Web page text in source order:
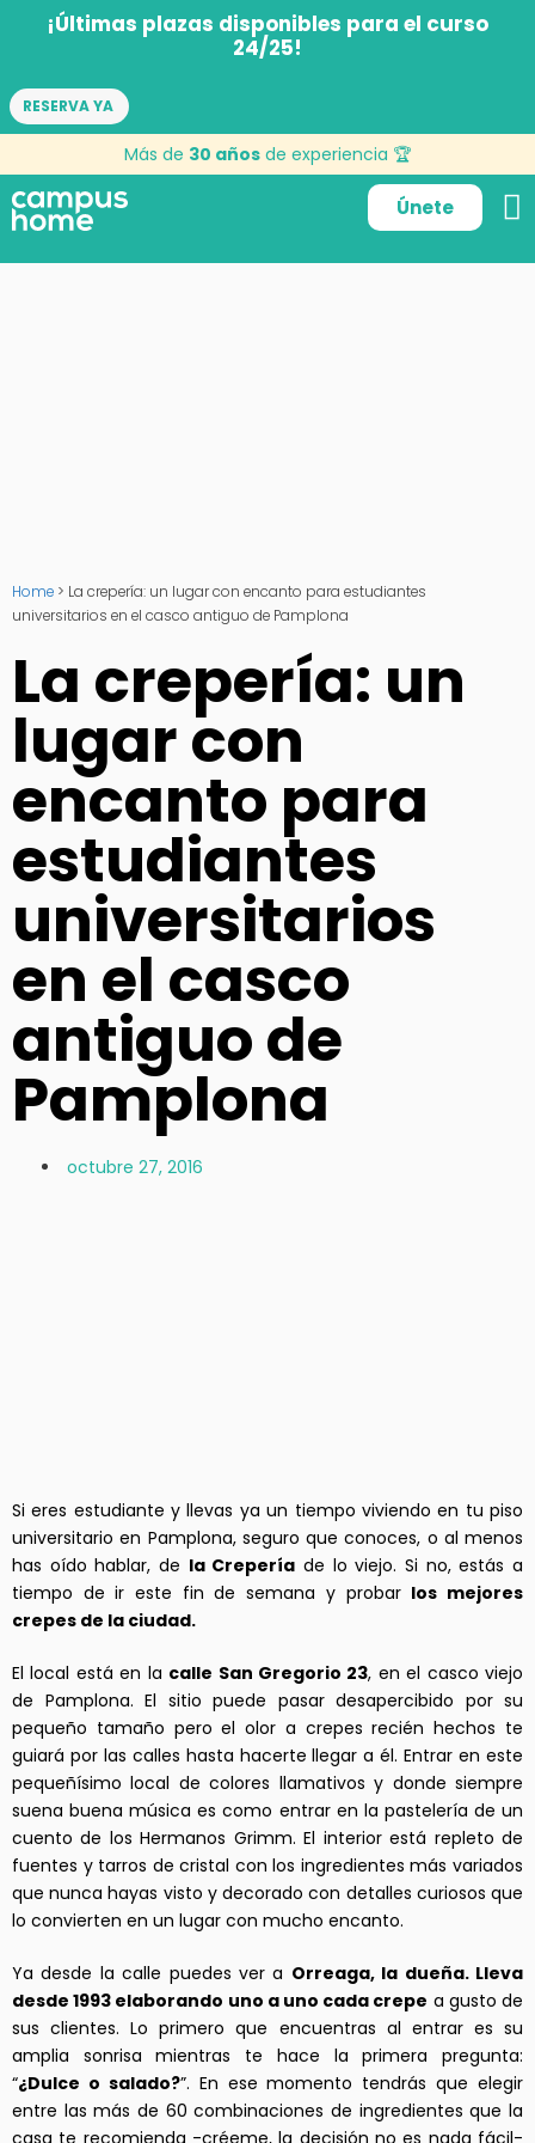
¡Últimas plazas disponibles para el curso
24/25!
RESERVA YA
Más de 30 años de experiencia 🏆
Únete
Home > La crepería: un lugar con encanto para estudiantes
universitarios en el casco antiguo de Pamplona
La crepería: un
lugar con
encanto para
estudiantes
universitarios
en el casco
antiguo de
Pamplona
octubre 27, 2016
Si eres estudiante y llevas ya un tiempo viviendo en tu piso
universitario en Pamplona, seguro que conoces, o al menos
has oído hablar, de la Crepería de lo viejo. Si no, estás a
tiempo de ir este fin de semana y probar los mejores
crepes de la ciudad.
El local está en la calle San Gregorio 23, en el casco viejo
de Pamplona. El sitio puede pasar desapercibido por su
pequeño tamaño pero el olor a crepes recién hechos te
guiará por las calles hasta hacerte llegar a él. Entrar en este
pequeñísimo local de colores llamativos y donde siempre
suena buena música es como entrar en la pastelería de un
cuento de los Hermanos Grimm. El interior está repleto de
fuentes y tarros de cristal con los ingredientes más variados
que nunca hayas visto y decorado con detalles curiosos que
lo convierten en un lugar con mucho encanto.
Ya desde la calle puedes ver a Orreaga, la dueña. Lleva
desde 1993 elaborando uno a uno cada crepe a gusto de
sus clientes. Lo primero que encuentras al entrar es su
amplia sonrisa mientras te hace la primera pregunta:
“¿Dulce o salado?”. En ese momento tendrás que elegir
entre las más de 60 combinaciones de ingredientes que la
casa te recomienda -créeme, la decisión no es nada fácil-